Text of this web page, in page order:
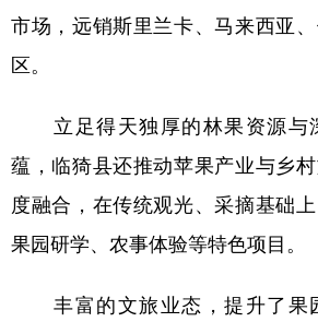
市场，远销斯里兰卡、马来西亚
区。
立足得天独厚的林果资源与
蕴，临猗县还推动苹果产业与乡
度融合，在传统观光、采摘基础上
果园研学、农事体验等特色项目。
丰富的文旅业态，提升了果